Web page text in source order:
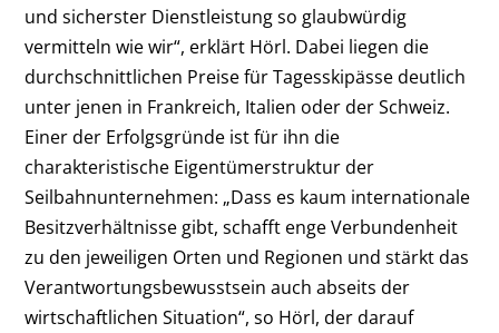
und sicherster Dienstleistung so glaubwürdig
vermitteln wie wir“, erklärt Hörl. Dabei liegen die
durchschnittlichen Preise für Tagesskipässe deutlich
unter jenen in Frankreich, Italien oder der Schweiz.
Einer der Erfolgsgründe ist für ihn die
charakteristische Eigentümerstruktur der
Seilbahnunternehmen: „Dass es kaum internationale
Besitzverhältnisse gibt, schafft enge Verbundenheit
zu den jeweiligen Orten und Regionen und stärkt das
Verantwortungsbewusstsein auch abseits der
wirtschaftlichen Situation“, so Hörl, der darauf